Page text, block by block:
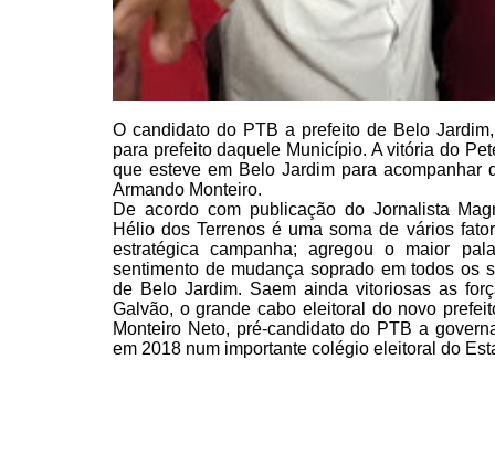
O candidato do PTB a prefeito de Belo
para prefeito daquele Município. A vitória do
que esteve em Belo Jardim para acompanhar
Armando Monteiro.
De acordo com publicação do Jornalista
Hélio dos Terrenos é uma soma de vários
estratégica campanha; agregou o maior
sentimento de mudança soprado em todos os
de Belo Jardim. Saem ainda vitoriosas as
Galvão, o grande cabo eleitoral do novo
Monteiro Neto, pré-candidato do PTB a
em 2018 num importante colégio eleitoral do